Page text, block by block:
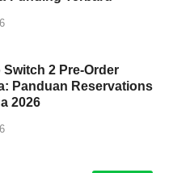
Switch 2 Pre-Order
Panduan Reservations
2026